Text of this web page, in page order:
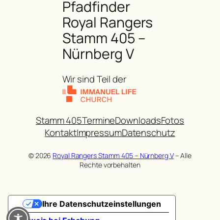
Pfadfinder
Royal Rangers
Stamm 405 –
Nürnberg V
Wir sind Teil der
Stamm 405TermineDownloadsFotos
KontaktImpressumDatenschutz
© 2026 Royal Rangers Stamm 405 – Nürnberg V– Alle
Rechte vorbehalten
Ihre Datenschutzeinstellungen